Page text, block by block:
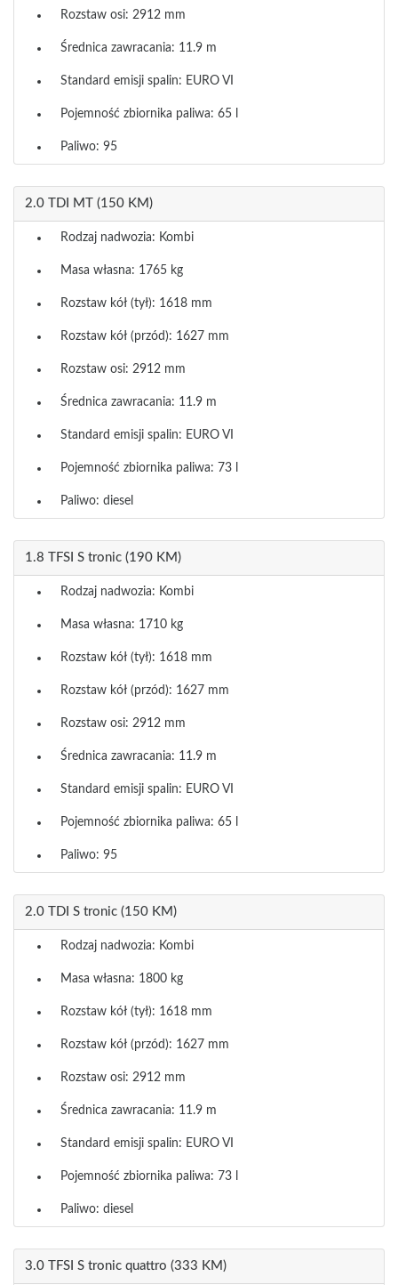
Rozstaw osi: 2912 mm
Średnica zawracania: 11.9 m
Standard emisji spalin: EURO VI
Pojemność zbiornika paliwa: 65 l
Paliwo: 95
2.0 TDI MT (150 KM)
Rodzaj nadwozia: Kombi
Masa własna: 1765 kg
Rozstaw kół (tył): 1618 mm
Rozstaw kół (przód): 1627 mm
Rozstaw osi: 2912 mm
Średnica zawracania: 11.9 m
Standard emisji spalin: EURO VI
Pojemność zbiornika paliwa: 73 l
Paliwo: diesel
1.8 TFSI S tronic (190 KM)
Rodzaj nadwozia: Kombi
Masa własna: 1710 kg
Rozstaw kół (tył): 1618 mm
Rozstaw kół (przód): 1627 mm
Rozstaw osi: 2912 mm
Średnica zawracania: 11.9 m
Standard emisji spalin: EURO VI
Pojemność zbiornika paliwa: 65 l
Paliwo: 95
2.0 TDI S tronic (150 KM)
Rodzaj nadwozia: Kombi
Masa własna: 1800 kg
Rozstaw kół (tył): 1618 mm
Rozstaw kół (przód): 1627 mm
Rozstaw osi: 2912 mm
Średnica zawracania: 11.9 m
Standard emisji spalin: EURO VI
Pojemność zbiornika paliwa: 73 l
Paliwo: diesel
3.0 TFSI S tronic quattro (333 KM)